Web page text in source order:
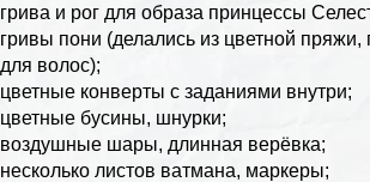
грива и рог для образа принцессы
гривы пони (делались из цветной пряжи,
для волос);
цветные конверты с заданиями внутри;
цветные бусины, шнурки;
воздушные шары, длинная верёвка;
несколько листов ватмана, маркеры;